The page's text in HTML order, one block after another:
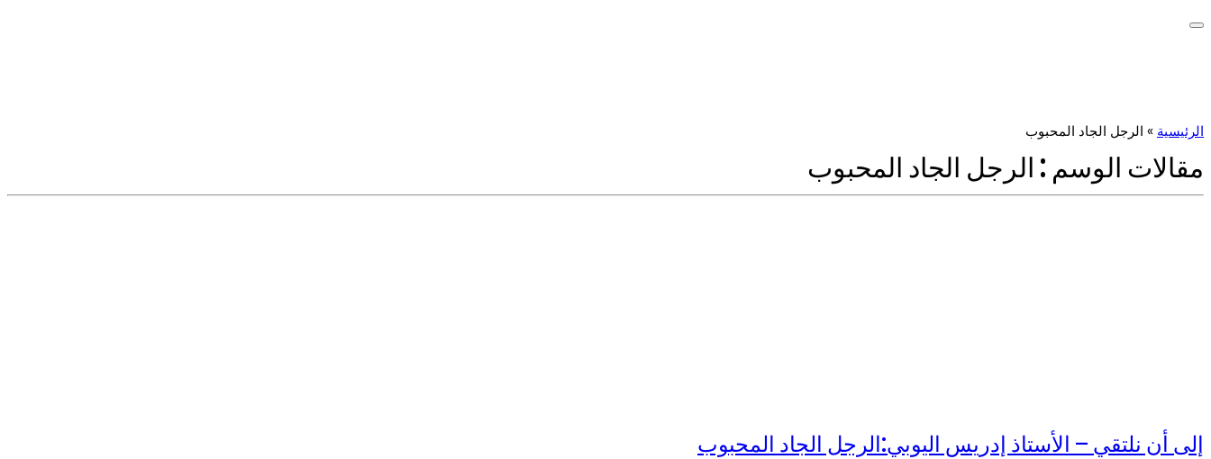
الرئيسية » الرجل الجاد المحبوب
مقالات الوسم : الرجل الجاد المحبوب
إلى أن نلتقي – الأستاذ إدريس اليوبي:الرجل الجاد المحبوب